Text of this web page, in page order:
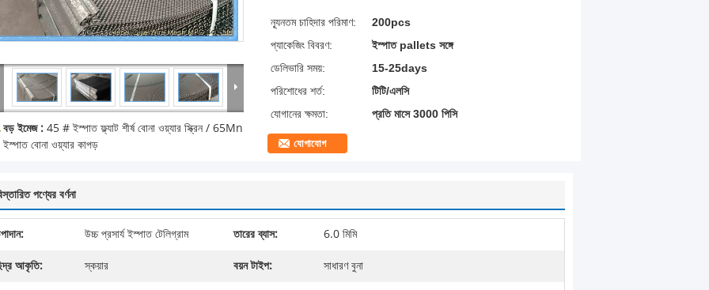
বড় ইমেজ : 45 # ইস্পাত ফ্ল্যাট শীর্ষ বোনা ওয়্যার স্ক্রিন / 65Mn
ইস্পাত বোনা ওয়্যার কাপড়
ন্যূনতম চাহিদার পরিমাণ:
200pcs
প্যাকেজিং বিবরণ:
ইস্পাত pallets সঙ্গে
ডেলিভারি সময়:
15-25days
পরিশোধের শর্ত:
টিটি/এলসি
যোগানের ক্ষমতা:
প্রতি মাসে 3000 পিসি
যোগাযোগ
পণ্যের বর্ণনা
উচ্চ প্রসার্য ইস্পাত টেলিগ্রাম তারের ব্যাস: 6.0 মিমি
আকৃতি: স্কয়ার বয়ন টাইপ: সাধারণ বুনা